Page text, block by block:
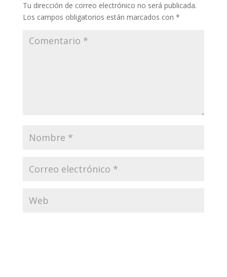
Tu dirección de correo electrónico no será publicada.
Los campos obligatorios están marcados con *